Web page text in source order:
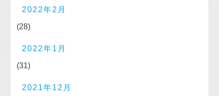
2022年2月
(28)
2022年1月
(31)
2021年12月